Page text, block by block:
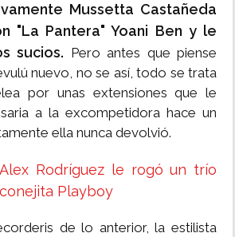
Mussetta Castañeda
"La Pantera" Yoani Ben y le
sucios. Pero antes que piense
nuevo, no se así, todo se trata
por unas extensiones que le
a la excompetidora hace un
ella nunca devolvió.
Alex Rodríguez le rogó un trío
Playboy
de lo anterior, la estilista